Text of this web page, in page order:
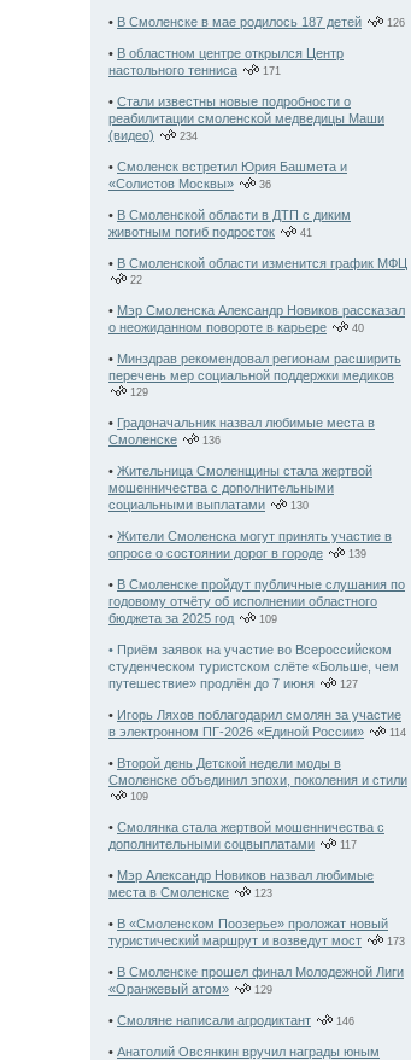
• В Смоленске в мае родилось 187 детей 126
• В областном центре открылся Центр
настольного тенниса
171
• Стали известны новые подробности о
реабилитации смоленской медведицы Маши
(видео)
234
• Смоленск встретил Юрия Башмета и
«Солистов Москвы»
36
• В Смоленской области в ДТП с диким
животным погиб подросток
41
• В Смоленской области изменится график МФЦ
22
• Мэр Смоленска Александр Новиков рассказал
о неожиданном повороте в карьере
40
• Минздрав рекомендовал регионам расширить
перечень мер социальной поддержки медиков
129
• Градоначальник назвал любимые места в
Смоленске
136
• Жительница Смоленщины стала жертвой
мошенничества с дополнительными
социальными выплатами
130
• Жители Смоленска могут принять участие в
опросе о состоянии дорог в городе
139
• В Смоленске пройдут публичные слушания по
годовому отчёту об исполнении областного
бюджета за 2025 год
109
• Приём заявок на участие во Всероссийском
студенческом туристском слёте «Больше, чем
путешествие» продлён до 7 июня
127
• Игорь Ляхов поблагодарил смолян за участие
в электронном ПГ-2026 «Единой России»
114
• Второй день Детской недели моды в
Смоленске объединил эпохи, поколения и стили
109
• Смолянка стала жертвой мошенничества с
дополнительными соцвыплатами
117
• Мэр Александр Новиков назвал любимые
места в Смоленске
123
• В «Смоленском Поозерье» проложат новый
туристический маршрут и возведут мост
173
• В Смоленске прошел финал Молодежной Лиги
«Оранжевый атом»
129
• Смоляне написали агродиктант 146
• Анатолий Овсянкин вручил награды юным